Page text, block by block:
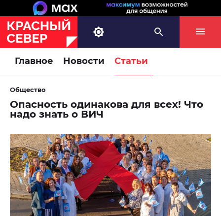
Главное Новости Статьи
Общество
Опасность одинакова для всех! Что
надо знать о ВИЧ